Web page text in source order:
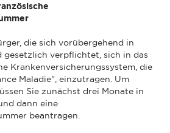
die sich vorübergehend in
gesetzlich verpflichtet, sich in das
Krankenversicherungssystem, die
Maladie", einzutragen. Um
Sie zunächst drei Monate in
dann eine
beantragen.